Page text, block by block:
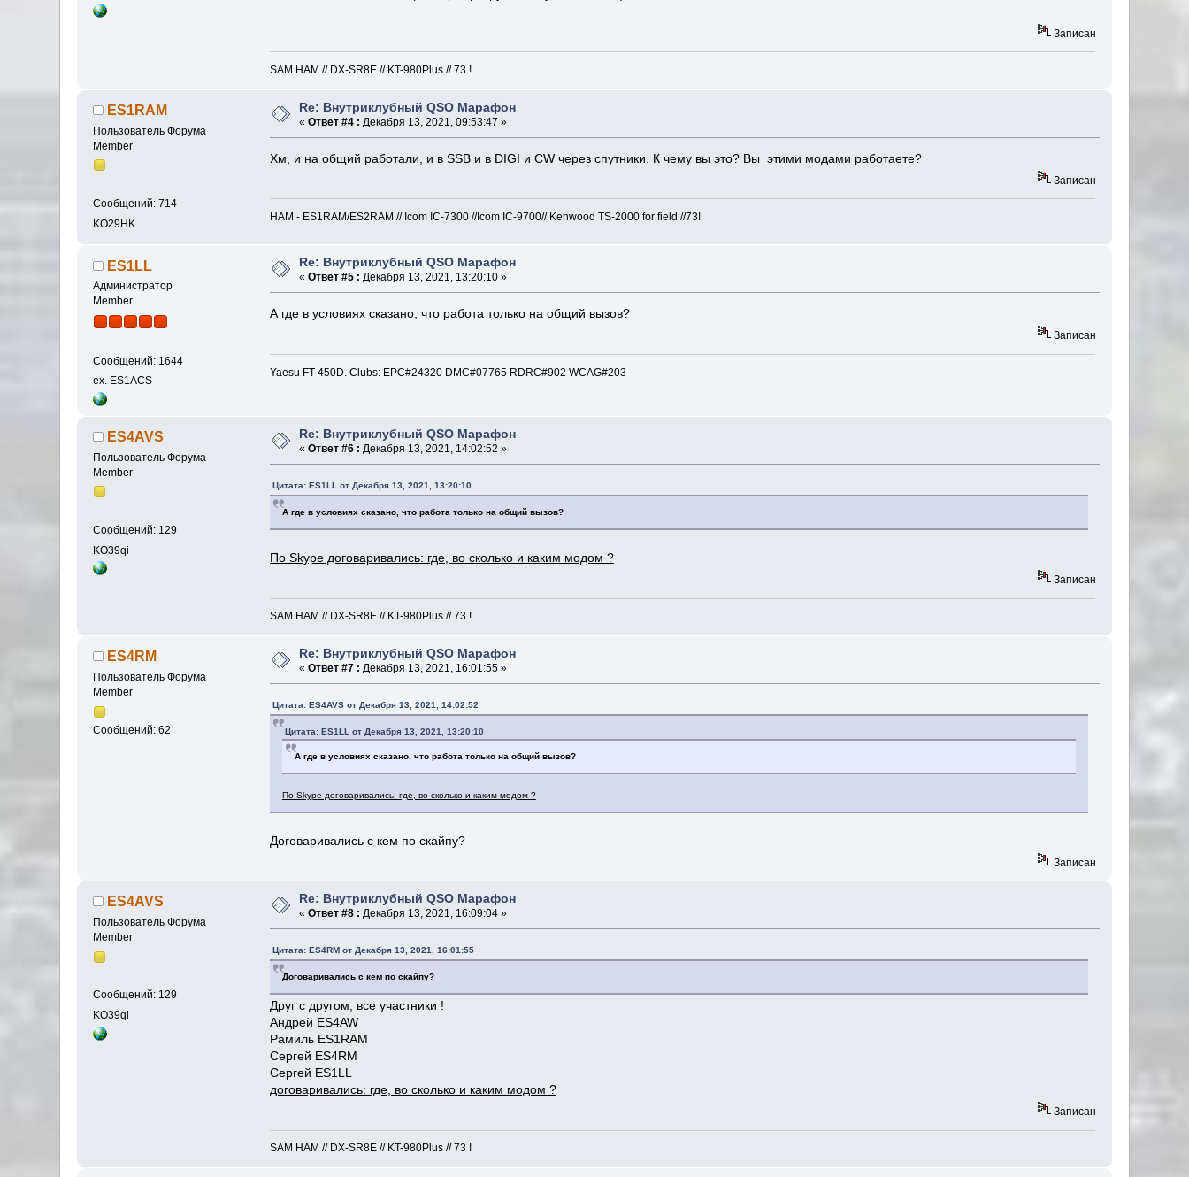
Записан
SAM HAM // DX-SR8E // KT-980Plus // 73 !
ES1RAM
Пользователь Форума
Member
Сообщений: 714
KO29HK
Re: Внутриклубный QSO Марафон
« Ответ #4 : Декабря 13, 2021, 09:53:47 »
Хм, и на общий работали, и в SSB и в DIGI и CW через спутники. К чему вы это? Вы этими модами работаете?
Записан
HAM - ES1RAM/ES2RAM // Icom IC-7300 //Icom IC-9700// Kenwood TS-2000 for field //73!
ES1LL
Администратор
Member
Сообщений: 1644
ex. ES1ACS
Re: Внутриклубный QSO Марафон
« Ответ #5 : Декабря 13, 2021, 13:20:10 »
А где в условиях сказано, что работа только на общий вызов?
Записан
Yaesu FT-450D. Clubs: EPC#24320 DMC#07765 RDRC#902 WCAG#203
ES4AVS
Пользователь Форума
Member
Сообщений: 129
KO39qi
Re: Внутриклубный QSO Марафон
« Ответ #6 : Декабря 13, 2021, 14:02:52 »
Цитата: ES1LL от Декабря 13, 2021, 13:20:10
А где в условиях сказано, что работа только на общий вызов?
По Skype договаривались: где, во сколько и каким модом ?
Записан
SAM HAM // DX-SR8E // KT-980Plus // 73 !
ES4RM
Пользователь Форума
Member
Сообщений: 62
Re: Внутриклубный QSO Марафон
« Ответ #7 : Декабря 13, 2021, 16:01:55 »
Цитата: ES4AVS от Декабря 13, 2021, 14:02:52
Цитата: ES1LL от Декабря 13, 2021, 13:20:10
А где в условиях сказано, что работа только на общий вызов?
По Skype договаривались: где, во сколько и каким модом ?
Договаривались с кем по скайпу?
Записан
ES4AVS
Пользователь Форума
Member
Сообщений: 129
KO39qi
Re: Внутриклубный QSO Марафон
« Ответ #8 : Декабря 13, 2021, 16:09:04 »
Цитата: ES4RM от Декабря 13, 2021, 16:01:55
Договаривались с кем по скайпу?
Друг с другом, все участники !
Андрей ES4AW
Рамиль ES1RAM
Сергей ES4RM
Сергей ES1LL
договаривались: где, во сколько и каким модом ?
Записан
SAM HAM // DX-SR8E // KT-980Plus // 73 !